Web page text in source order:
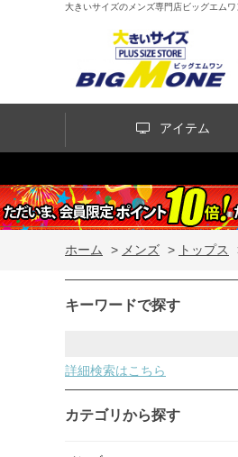
大きいサイズのメンズ専門店ビッグエム
アイテム
ホーム > メンズ > トップス
キーワードで探す
詳細検索はこちら
カテゴリから探す